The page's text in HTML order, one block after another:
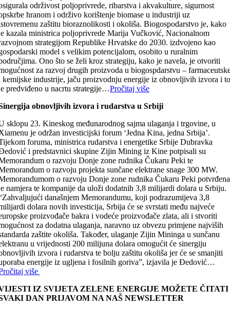
održivost poljoprivrede, ribarstva i akvakulture, sigurnost
hranom i održivo korištenje biomase u industriji uz
zaštitu bioraznolikosti i okoliša. Biogospodarstvo je, kako
kazala ministrica poljoprivrede Marija Vučković, Nacionalnom
strategijom Republike Hrvatske do 2030. izdvojeno kao
model s velikim potencijalom, osobito u ruralnim
Ono što se želi kroz strategiju, kako je navela, je otvoriti
za razvoj drugih proizvoda u biogospdarstvu –
kemijske industrije, jaču proizvodnju energije iz obnovljivih izvora i
predviđeno u nacrtu strategije…Pročitaj više
obnovljivih izvora i rudarstva u Srbiji
sklopu 23. Kineskog međunarodnog sajma ulaganja i trgovine, u
je održan investicijski forum ‘Jedna Kina, jedna Srbija’.
foruma, ministrica rudarstva i energetike Srbije Dubravka
i predstavnici skupine Zijin Mining iz Kine potpisali su
o razvoju Donje zone rudnika Čukaru Peki te
o razvoju projekta sunčane elektrane snage 300 MW.
o razvoju Donje zone rudnika Čukaru Peki potvrđena
namjera te kompanije da uloži dodatnih 3,8 milijardi dolara u Srbiju.
današnjem Memorandumu, koji podrazumijeva 3,8
dolara novih investicija, Srbija će se svrstati među najveće
proizvođače bakra i vodeće proizvođače zlata, ali i stvoriti
za dodatna ulaganja, naravno uz obvezu primjene najviših
zaštite okoliša. Također, ulaganje Zijin Mininga u sunčanu
u vrijednosti 200 milijuna dolara omogućit će sinergiju
izvora i rudarstva te bolju zaštitu okoliša jer će se smanjiti
energije iz ugljena i fosilnih goriva”, izjavila je Đedović…
više
IZ SVIJETA ZELENE ENERGIJE MOŽETE ČITATI
DAN PRIJAVOM NA NAŠ NEWSLETTER